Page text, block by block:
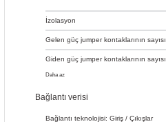
İzolasyon
Gelen güç jumper kontaklarının sayısı
Giden güç jumper kontaklarının sayısı
Daha az
Bağlantı verisi
Bağlantı teknolojisi: Giriş / Çıkışlar